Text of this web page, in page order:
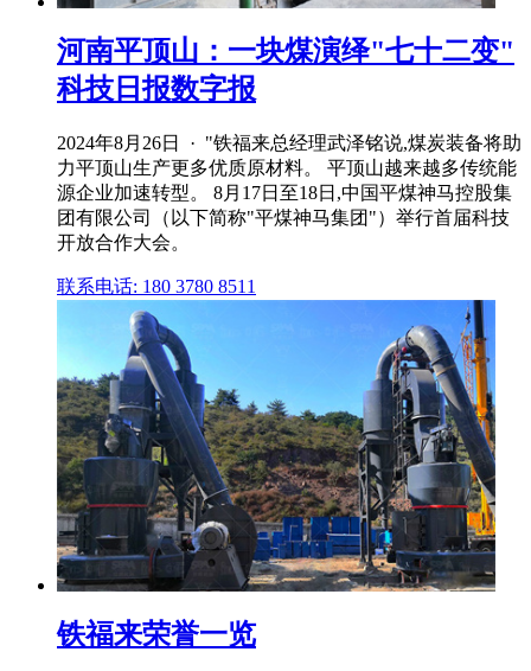
河南平顶山：一块煤演绎"七十二变"
科技日报数字报
2024年8月26日 · "铁福来总经理武泽铭说,煤炭装备将助
力平顶山生产更多优质原材料。 平顶山越来越多传统能
源企业加速转型。 8月17日至18日,中国平煤神马控股集
团有限公司（以下简称"平煤神马集团"）举行首届科技
开放合作大会。
联系电话: 180 3780 8511
铁福来荣誉一览